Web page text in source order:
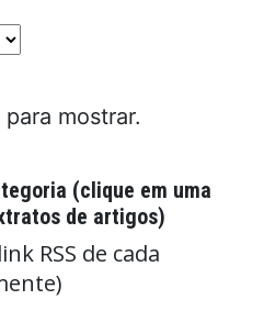
mostrar.
(clique em uma
de artigos)
RSS de cada